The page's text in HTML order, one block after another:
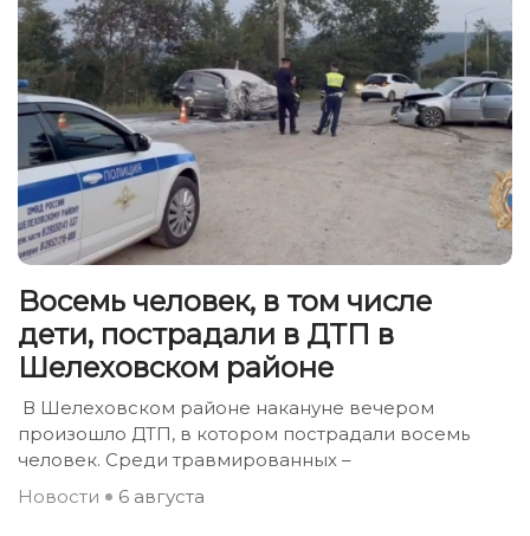
Восемь человек, в том числе
дети, пострадали в ДТП в
Шелеховском районе
В Шелеховском районе накануне вечером
произошло ДТП, в котором пострадали восемь
человек. Среди травмированных –
Новости
6 августа